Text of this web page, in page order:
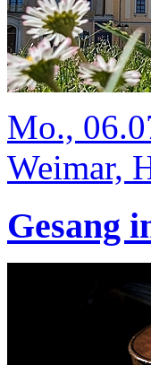
Mo.,
Weimar,
Gesang